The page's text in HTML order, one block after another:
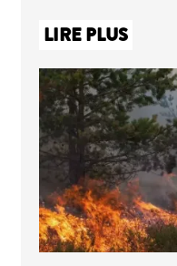
LIRE PLUS